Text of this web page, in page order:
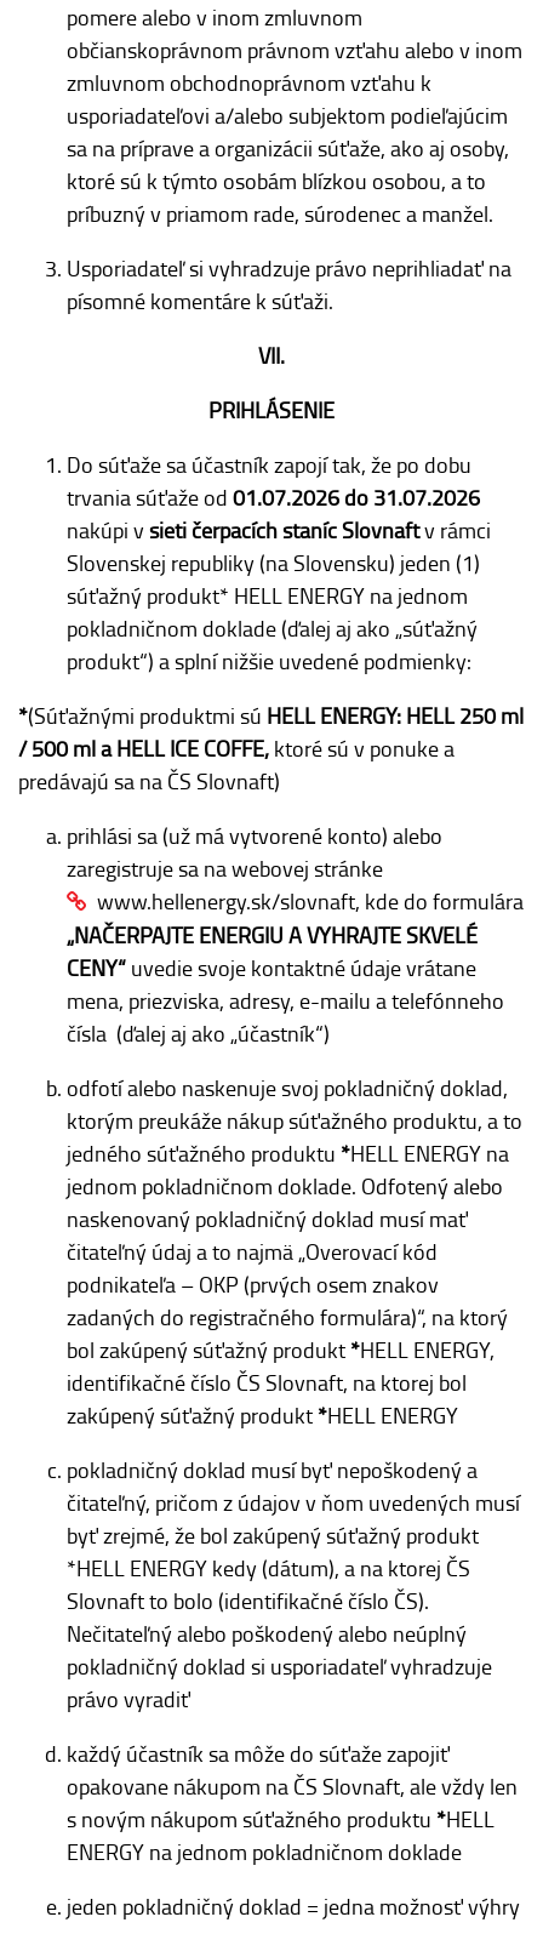
pomere alebo v inom zmluvnom
občianskoprávnom právnom vzťahu alebo v inom
zmluvnom obchodnoprávnom vzťahu k
usporiadateľovi a/alebo subjektom podieľajúcim
sa na príprave a organizácii súťaže, ako aj osoby,
ktoré sú k týmto osobám blízkou osobou, a to
príbuzný v priamom rade, súrodenec a manžel.
Usporiadateľ si vyhradzuje právo neprihliadať na
písomné komentáre k súťaži.
VII.
PRIHLÁSENIE
Do súťaže sa účastník zapojí tak, že po dobu
trvania súťaže od 01.07.2026 do 31.07.2026
nakúpi vsieti čerpacích staníc Slovnaftv rámci
Slovenskej republiky (na Slovensku) jeden (1)
súťažný produkt* HELL ENERGY na jednom
pokladničnom doklade (ďalej aj ako „súťažný
produkt“) a splní nižšie uvedené podmienky:
*(Súťažnými produktmi sú HELL ENERGY: HELL250 ml
/ 500 ml a HELL ICE COFFE, ktoré sú v ponuke a
predávajú sa na ČS Slovnaft)
prihlási sa (už má vytvorené konto) alebo
zaregistruje sa na webovej stránke
www.hellenergy.sk/slovnaft, kde do formulára
„NAČERPAJTE ENERGIU A VYHRAJTE SKVELÉ
CENY“ uvedie svoje kontaktné údaje vrátane
mena, priezviska, adresy, e-mailu a telefónneho
čísla (ďalej aj ako „účastník“)
odfotí alebo naskenuje svoj pokladničný doklad,
ktorým preukáže nákup súťažného produktu, a to
jedného súťažného produktu *HELL ENERGY na
jednom pokladničnom doklade. Odfotený alebo
naskenovaný pokladničný doklad musí mať
čitateľný údaj a to najmä „Overovací kód
podnikateľa – OKP (prvých osem znakov
zadaných do registračného formulára)“, na ktorý
bol zakúpený súťažný produkt *HELL ENERGY,
identifikačné číslo ČS Slovnaft, na ktorej bol
zakúpený súťažný produkt *HELL ENERGY
pokladničný doklad musí byť nepoškodený a
čitateľný, pričom z údajov v ňom uvedených musí
byť zrejmé, že bol zakúpený súťažný produkt
*HELL ENERGY kedy (dátum), a na ktorej ČS
Slovnaft to bolo (identifikačné číslo ČS).
Nečitateľný alebo poškodený alebo neúplný
pokladničný doklad si usporiadateľ vyhradzuje
právo vyradiť
každý účastník sa môže do súťaže zapojiť
opakovane nákupom na ČS Slovnaft, ale vždy len
s novým nákupom súťažného produktu *HELL
ENERGY na jednom pokladničnom doklade
jeden pokladničný doklad = jedna možnosť výhry